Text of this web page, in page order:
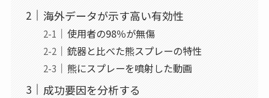
海外データが示す高い有効性
使用者の98％が無傷
銃器と比べた熊スプレーの特性
熊にスプレーを噴射した動画
成功要因を分析する